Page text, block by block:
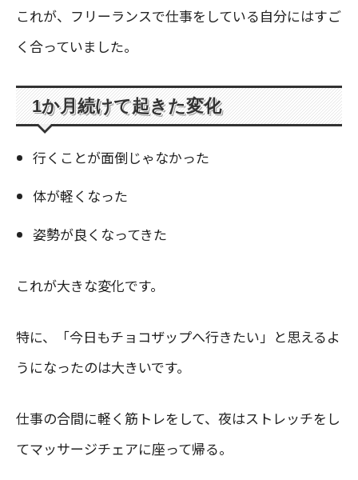
これが、フリーランスで仕事をしている自分にはすご
く合っていました。
1か月続けて起きた変化
行くことが面倒じゃなかった
体が軽くなった
姿勢が良くなってきた
これが大きな変化です。
特に、「今日もチョコザップへ行きたい」と思えるよ
うになったのは大きいです。
仕事の合間に軽く筋トレをして、夜はストレッチをし
てマッサージチェアに座って帰る。